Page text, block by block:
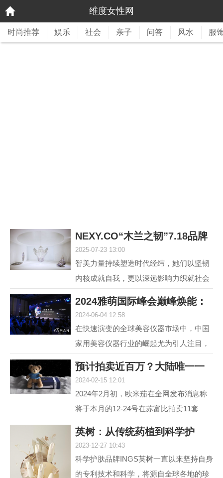
维度女性网
时尚推荐 娱乐 社会 亲子 问答 风水 服
NEXY.CO“木兰之韧”7.18品牌
2025-07-23 13:00
智美力量持续塑造时代经纬，她们以坚韧
内核成就自我，更以深远影响力织就社会
牌NEXY.CO（奈蔻）...
2024雅萌国际峰会巅峰焕能：
2024-06-04 12:58
在快速演变的全球美容仪器市场中，中国
家用美容仪器行业的崛起尤为引人注目，
到快速增长的转变，...
预计拍卖近百万？大陆唯一一
2024-02-15 12:01
2024年2月初，欧米茄在全网发布消息称
将于本月的12-24号在苏富比拍卖11套
腕表手提箱套装。但是截...
英树：从传统药植到科学护
2023-12-27 10:43
科学护肤品牌INGS英树一直以来坚持自身
的专利技术和科学，将源自全球各地的珍